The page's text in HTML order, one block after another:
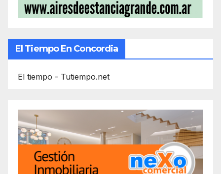
El Tiempo En Concordia
El tiempo - Tutiempo.net